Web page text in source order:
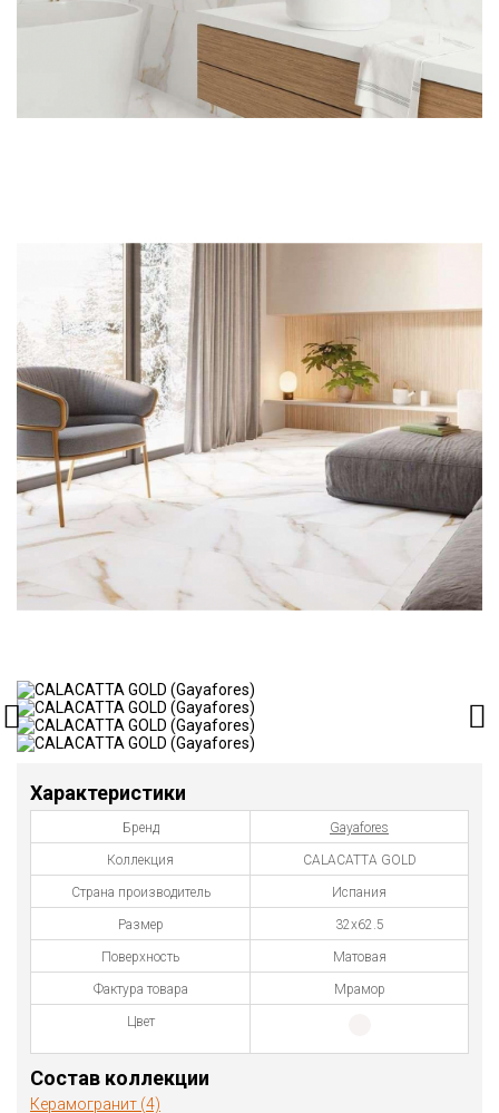
Характеристики
Бренд Gayafores
Коллекция CALACATTA GOLD
Страна производитель Испания
Размер 32х62.5
Поверхность Матовая
Фактура товара Мрамор
Цвет
Состав коллекции
Керамогранит (4)